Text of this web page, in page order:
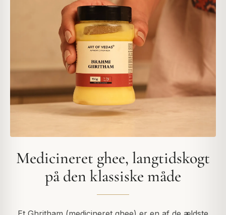
Medicineret ghee, langtidskogt
på den klassiske måde